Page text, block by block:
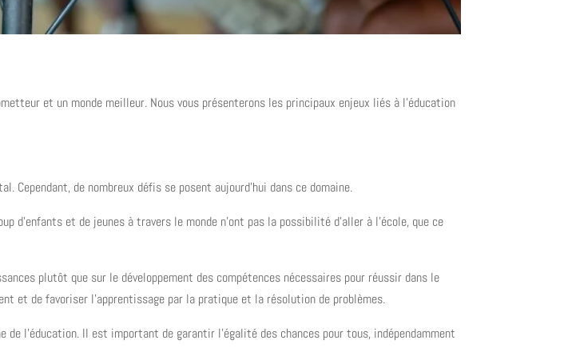
et un monde meilleur. Nous vous présenterons les principaux enjeux liés à l’éducation
Cependant, de nombreux défis se posent aujourd’hui dans ce domaine.
d’enfants et de jeunes à travers le monde n’ont pas la possibilité d’aller à l’école, que ce
plutôt que sur le développement des compétences nécessaires pour réussir dans le
et de favoriser l’apprentissage par la pratique et la résolution de problèmes.
l’éducation. Il est important de garantir l’égalité des chances pour tous, indépendamment